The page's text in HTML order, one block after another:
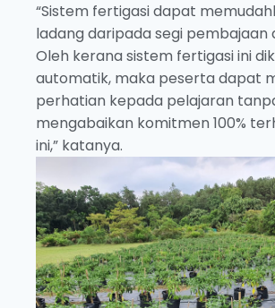
“Sistem fertigasi dapat
ladang daripada segi pembajaan
Oleh kerana sistem fertigasi ini
automatik, maka peserta dapat
perhatian kepada pelajaran
mengabaikan komitmen 100%
ini,” katanya.